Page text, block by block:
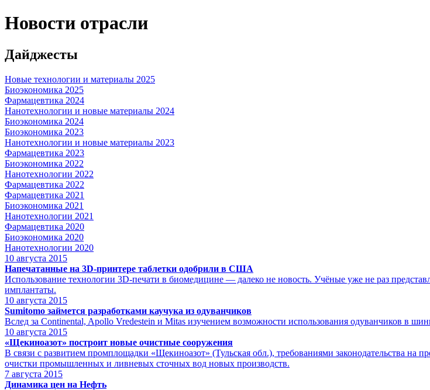
Новости отрасли
Дайджесты
Новые технологии и материалы 2025
Биоэкономика 2025
Фармацевтика 2024
Нанотехнологии и новые материалы 2024
Биоэкономика 2024
Биоэкономика 2023
Нанотехнологии и новые материалы 2023
Фармацевтика 2023
Биоэкономика 2022
Нанотехнологии 2022
Фармацевтика 2022
Фармацевтика 2021
Биоэкономика 2021
Нанотехнологии 2021
Фармацевтика 2020
Биоэкономика 2020
Нанотехнологии 2020
10 августа 2015
Напечатанные на 3D-принтере таблетки одобрили в США
Использование технологии 3D-печати в биомедицине — далеко не новость. Учёные уже не раз
имплантаты.
10 августа 2015
Sumitomo займется разработками каучука из одуванчиков
Вслед за Continental, Apollo Vredestein и Mitas изучением возможности использования одуванчиков в
10 августа 2015
«Щекиноазот» построит новые очистные сооружения
В связи с развитием промплощадки «Щекиноазот» (Тульская обл.), требованиями законодательства на
очистки промышленных и ливневых сточных вод новых производств.
7 августа 2015
Динамика цен на Нефть